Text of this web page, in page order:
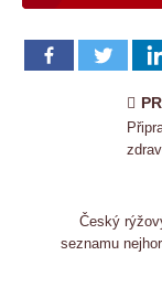
Český
seznamu